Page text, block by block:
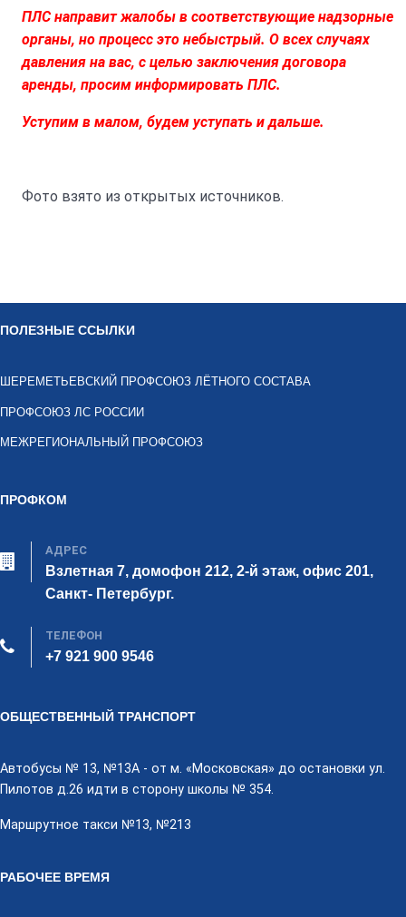
ПЛС направит жалобы в соответствующие надзорные
органы, но процесс это небыстрый. О всех случаях
давления на вас, с целью заключения договора
аренды, просим информировать ПЛС.
Уступим в малом, будем уступать и дальше.
Фото взято из открытых источников.
ПОЛЕЗНЫЕ ССЫЛКИ
ШЕРЕМЕТЬЕВСКИЙ ПРОФСОЮЗ ЛЁТНОГО СОСТАВА
ПРОФСОЮЗ ЛС РОССИИ
МЕЖРЕГИОНАЛЬНЫЙ ПРОФСОЮЗ
ПРОФКОМ
АДРЕС
Взлетная 7, домофон 212, 2-й этаж, офис 201,
Санкт- Петербург.
ТЕЛЕФОН
+7 921 900 9546
ОБЩЕСТВЕННЫЙ ТРАНСПОРТ
Автобусы № 13, №13А - от м. «Московская» до остановки ул.
Пилотов д.26 идти в сторону школы № 354.
Маршрутное такси №13, №213
РАБОЧЕЕ ВРЕМЯ